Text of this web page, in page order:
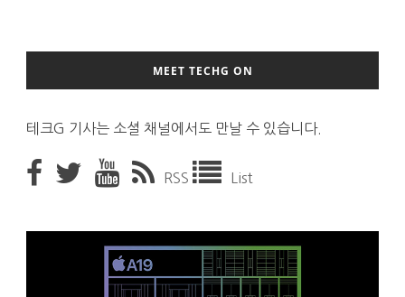
MEET TECHG ON
테크G 기사는 소셜 채널에서도 만날 수 있습니다.
RSS List